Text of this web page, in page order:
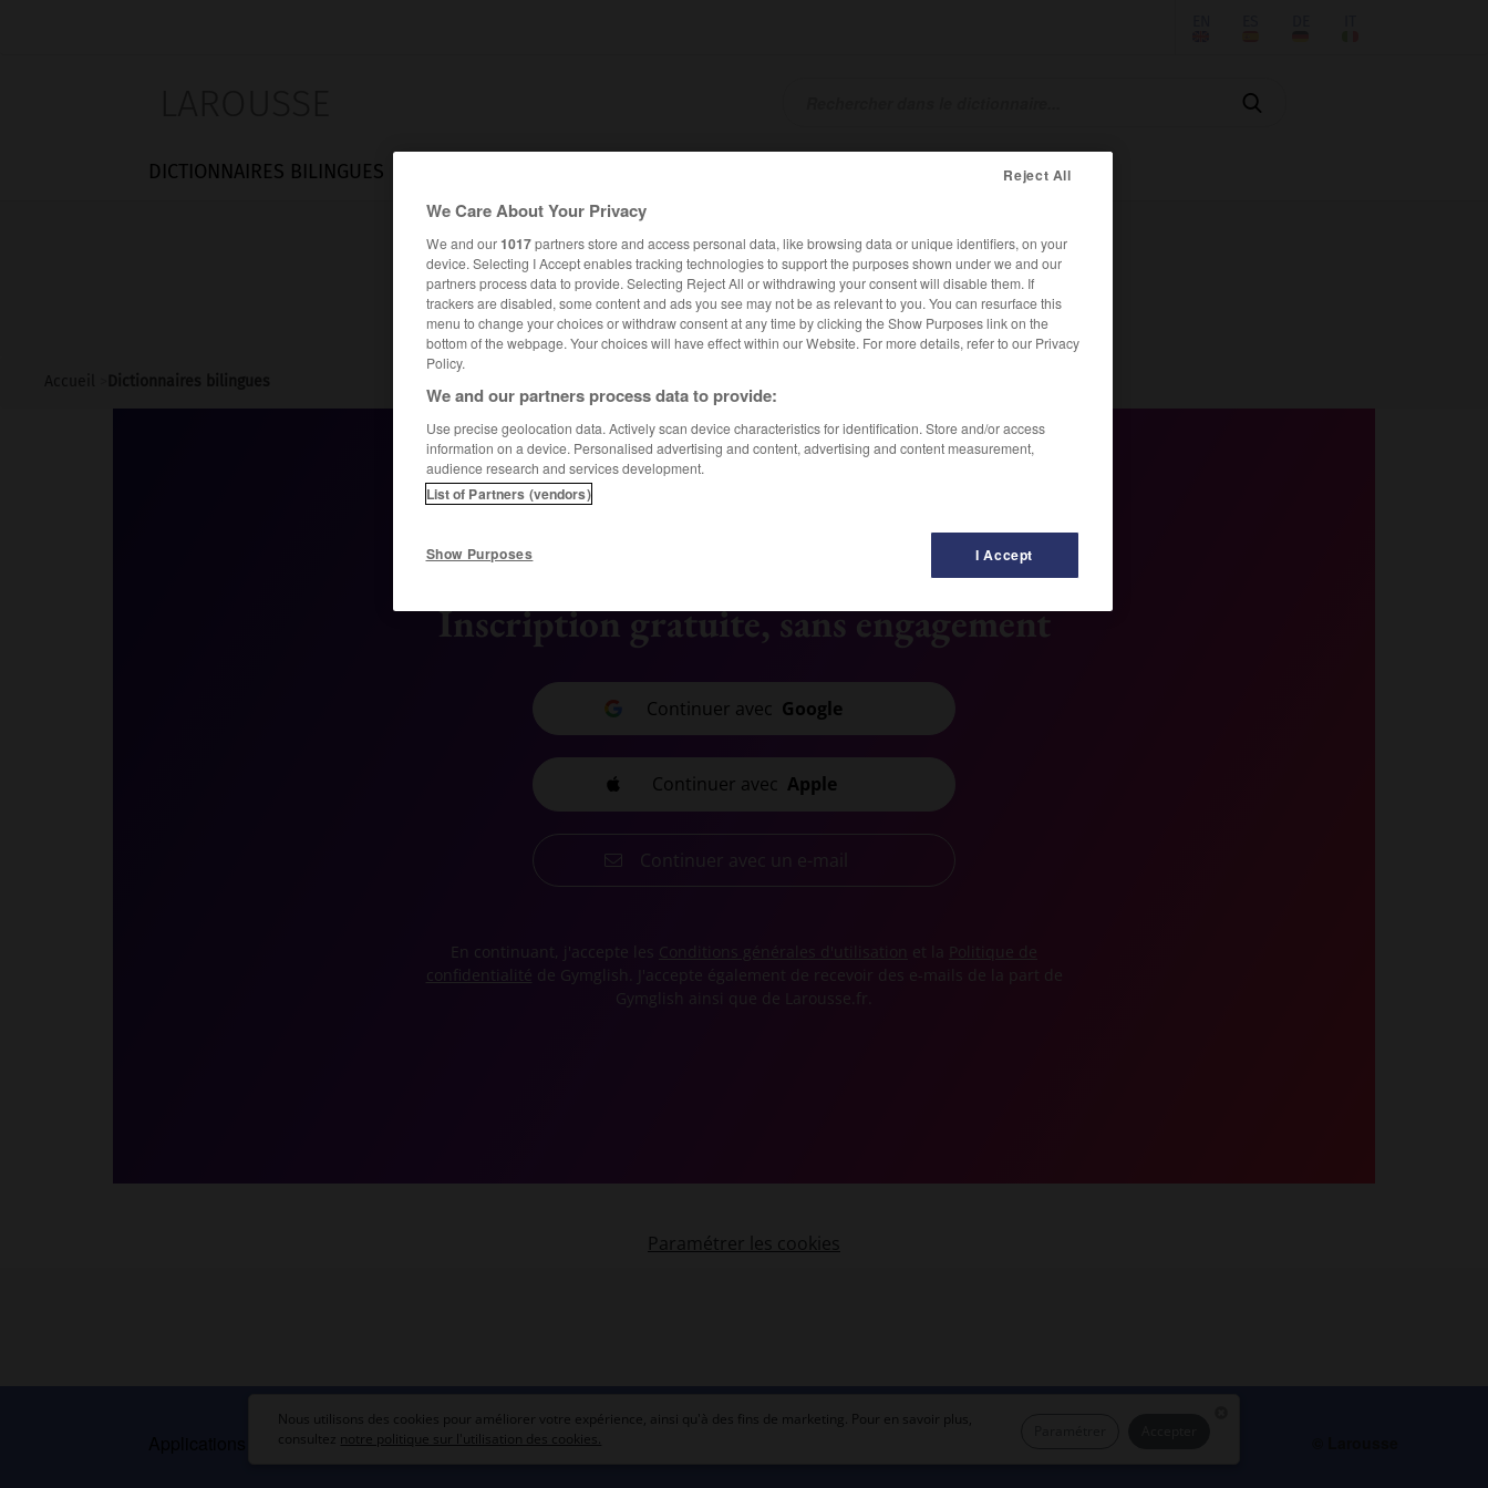

DICTIONNAIRES BILINGUES
Inscription gratuite, sans engagement
Continuer avec Google
Continuer avec Apple
Continuer avec un e-mail
En continuant, j'accepte les Conditions générales d'utilisation et la Politique de
confidentialité de Gymglish. J'accepte également de recevoir des e-mails de la part de
Gymglish ainsi que de Larousse.fr.
Nous utilisons des cookies pour améliorer votre expérience, ainsi qu'à des fins de marketing. Pour en savoir plus,
consultez notre politique sur l'utilisation des cookies.
Paramétrer les cookies
Applications mobiles Index Mentions légales et crédits
Reject All
We Care About Your Privacy
We and our1017partners store and access personal data, like browsing data or unique identifiers, on your
device. Selecting I Accept enables tracking technologies to support the purposes shown under we and our
partners process data to provide. Selecting Reject All or withdrawing your consent will disable them. If
trackers are disabled, some content and ads you see may not be as relevant to you. You can resurface this
menu to change your choices or withdraw consent at any time by clicking the Show Purposes link on the
bottom of the webpage. Your choices will have effect within our Website. For more details, refer to our Privacy
Policy.
We and our partners process data to provide:
Use precise geolocation data. Actively scan device characteristics for identification. Store and/or access
information on a device. Personalised advertising and content, advertising and content measurement,
audience research and services development.
List of Partners (vendors)
I Accept
Show Purposes